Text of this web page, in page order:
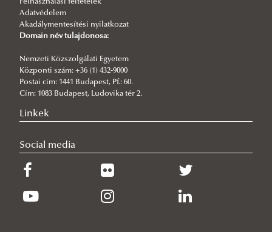
Felhasználási feltételek
Adatvédelem
Akadálymentesítési nyilatkozat
Domain név tulajdonosa:
Nemzeti Közszolgálati Egyetem
Központi szám: +36 (1) 432-9000
Postai cím: 1441 Budapest, Pf.: 60.
Cím: 1083 Budapest, Ludovika tér 2.
Linkek
Social media